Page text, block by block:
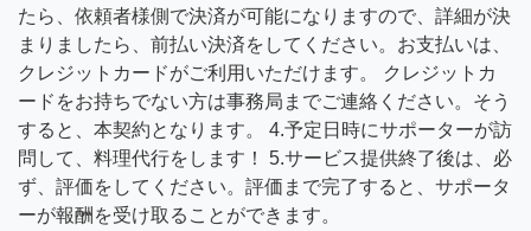
たら、依頼者様側で決済が可能になりますので、詳細が決
まりましたら、前払い決済をしてください。お支払いは、
クレジットカードがご利用いただけます。 クレジットカ
ードをお持ちでない方は事務局までご連絡ください。そう
すると、本契約となります。 4.予定日時にサポーターが訪
問して、料理代行をします！ 5.サービス提供終了後は、必
ず、評価をしてください。評価まで完了すると、サポータ
ーが報酬を受け取ることができます。